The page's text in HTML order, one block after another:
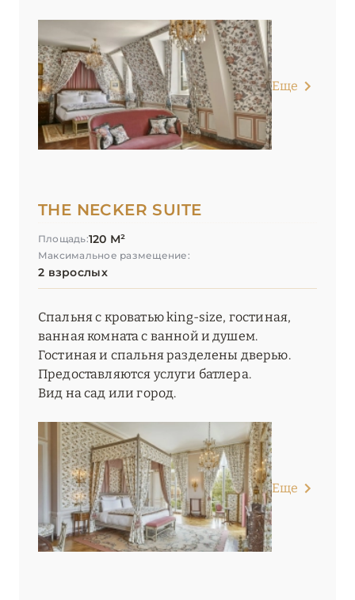
Еще
THE NECKER SUITE
Площадь:120 М²
Максимальное размещение:
2 взрослых
Спальня с кроватью king-size, гостиная,
ванная комната с ванной и душем.
Гостиная и спальня разделены дверью.
Предоставляются услуги батлера.
Вид на сад или город.
Еще